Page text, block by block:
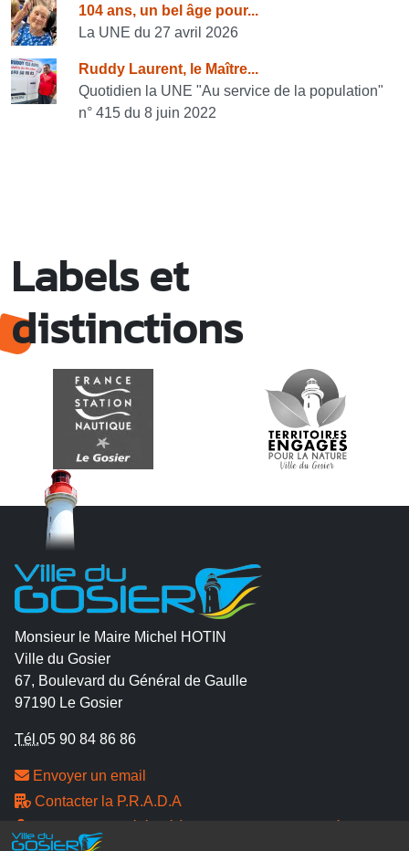
104 ans, un bel âge pour...
La UNE du 27 avril 2026
Ruddy Laurent, le Maître...
Quotidien la UNE "Au service de la population"
n° 415 du 8 juin 2022
Labels et
distinctions
Monsieur le Maire Michel HOTIN
Ville du Gosier
67, Boulevard du Général de Gaulle
97190 Le Gosier
Tél.05 90 84 86 86
Envoyer un email
Contacter la P.R.A.D.A